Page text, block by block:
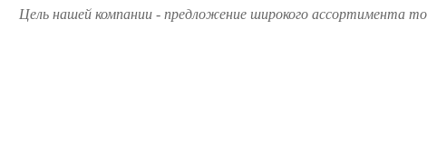
Цель нашей компании - предложение широкого ассортимента